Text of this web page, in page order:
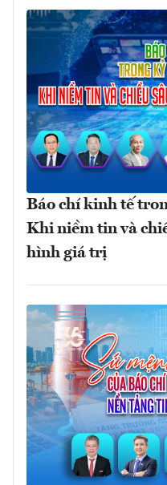
Báo chí kinh tế
Khi niềm tin và
hình giá trị